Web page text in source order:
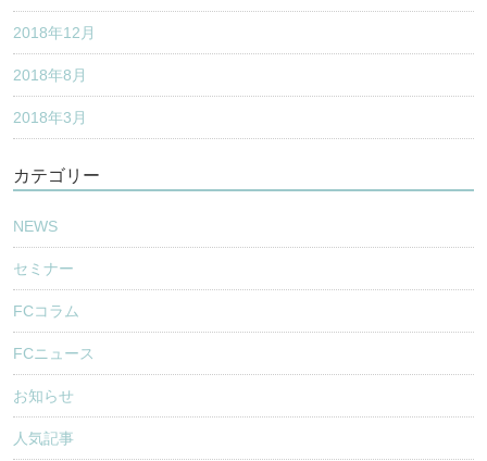
2018年12月
2018年8月
2018年3月
カテゴリー
NEWS
セミナー
FCコラム
FCニュース
お知らせ
人気記事